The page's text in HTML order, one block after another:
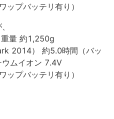
ップバッテリ有り）
量 約1,250g
2014） 約5.0時間（バッ
ムイオン 7.4V
ップバッテリ有り）